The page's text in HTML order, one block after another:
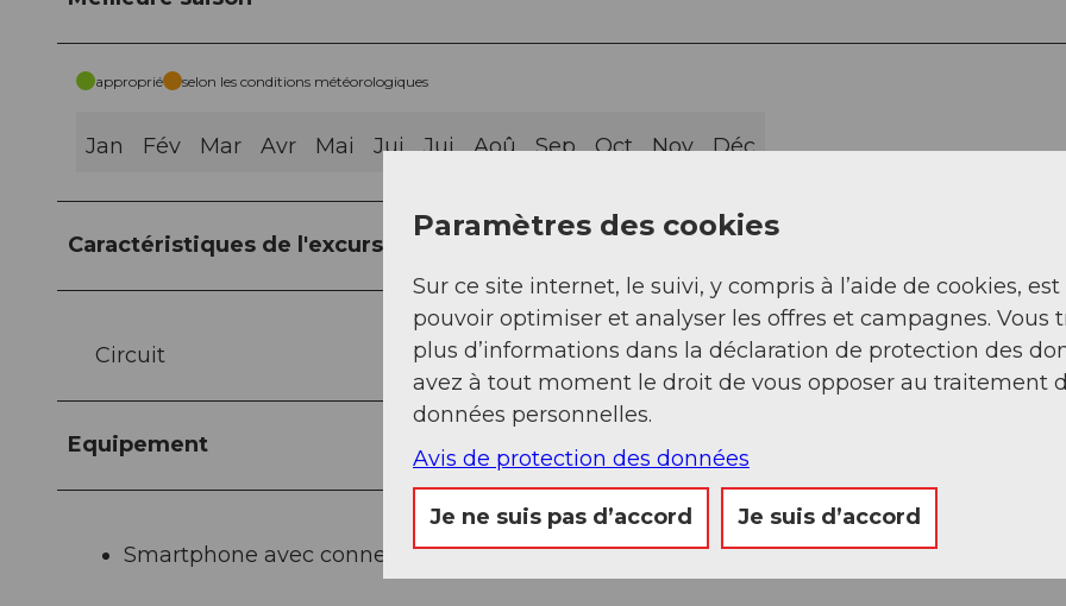
approprié selon les conditions météorologiques
Jan Fév Mar Avr Mai Jui Jui Aoû Sep Oct Nov Déc
Caractéristiques de l'excursion
Circuit
Equipement
Smartphone avec connexion internet
Paramètres des cookies
Sur ce site internet, le suivi, y compris à l’aide de cookies,
pouvoir optimiser et analyser les offres et campagnes. Vous
plus d’informations dans la déclaration de protection des
avez à tout moment le droit de vous opposer au traitement
données personnelles.
Avis de protection des données
Je ne suis pas d’accord Je suis d’accord